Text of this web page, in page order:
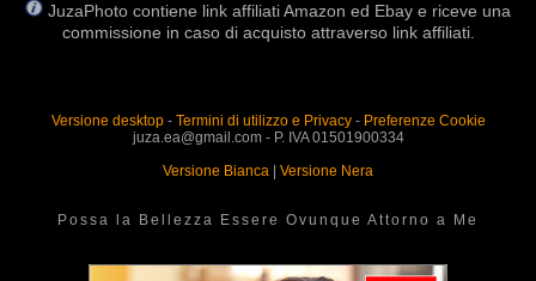
JuzaPhoto contiene link affiliati Amazon ed Ebay e riceve una
commissione in caso di acquisto attraverso link affiliati.
Versione desktop- Termini di utilizzo e Privacy- Preferenze Cookie
juza.ea@gmail.com - P. IVA 01501900334
Versione Bianca
Versione Nera
Possa la Bellezza Essere Ovunque Attorno a Me